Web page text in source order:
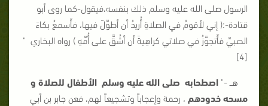
الرسول صلى الله عليه وسلم ذلك بنفسه،فيقول-كما روى أبو
قتادة-:( إني لأقومُ في الصلاةِ أُريدُ أن أطوِّلَ فيها، فأَسمعُ بكاءَ
الصبيِّ فأَتجوَّزُ في صلاتي كراهِيةَ أن أشُقَّ على أُمِّهِ ) رواه البخاري "
[4]
هــ -" اصطحابه صلى الله عليه وسلم الأطفال للصلاة و
مسحه خدودهم ، رحمة وإعجاباً وتشجيعاً لهم، فعن جابر بن أبي